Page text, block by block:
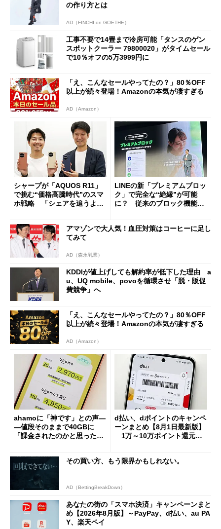
の作り方とは
AD（FINCHI on GOETHE）
工事不要で14畳まで冷房可能「タンスのゲン
スポットクーラー 79800020」がタイムセール
で10％オフの5万3999円に
「え、こんなセールやってたの？」80％OFF
以上が続々登場！Amazonの本気が凄すぎる
AD（Amazon）
シャープが「AQUOS R11」
で挑む“価格高騰時代”のスマ
ホ戦略 「シェアを追うより
LINEの新「プレミアムブロッ
ク」で完全な“絶縁”が可能
に？ 従来のブロック機能と
アマゾンで大人気！血圧対策はコーヒーに足し
てみて
AD（森永乳業）
KDDIが値上げしても解約率が低下した理由 a
u、UQ mobile、povoを循環させ「脱・販促
費競争」へ
「え、こんなセールやってたの？」80％OFF
以上が続々登場！Amazonの本気が凄すぎる
AD（Amazon）
ahamoに「神です」との声―
―値段そのままで40GBに
「課金されたのかと思った」
d払い、dポイントのキャンペ
ーンまとめ【8月1日最新版】
1万～10万ポイント還元の
その買い方、もう限界かもしれない。
AD（BettingBreakDown）
あなたの街の「スマホ決済」キャンペーンまと
め【2026年8月版】～PayPay、d払い、au PA
Y、楽天ペイ